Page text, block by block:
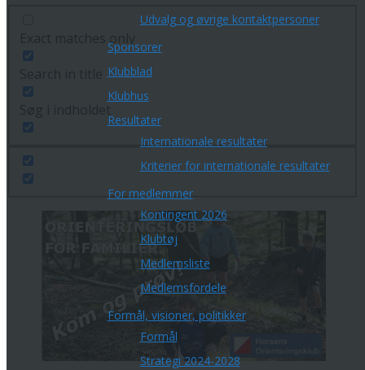
Udvalg og øvrige kontaktpersoner
Sponsorer
Klubblad
Klubhus
Resultater
Internationale resultater
Kriterier for internationale resultater
For medlemmer
Kontingent 2026
Klubtøj
Medlemsliste
Medlemsfordele
Formål, visioner, politikker
Formål
Strategi 2024-2028